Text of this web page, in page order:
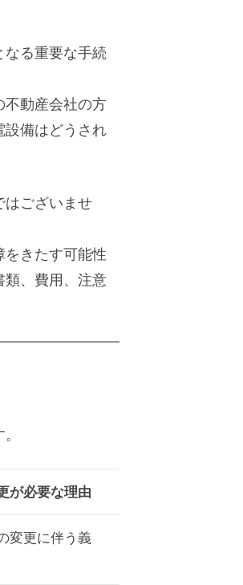
る重要な手続
動産会社の方
備はどうされ
はございませ
きたす可能性
、費用、注意
が必要な理由
変更に伴う義